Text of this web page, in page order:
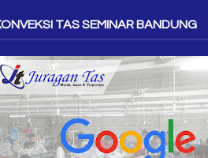
TAS SEMINAR BANDUNG